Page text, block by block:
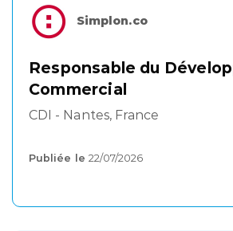
Simplon.co
Responsable du
Commercial
CDI - Nantes, France
Publiée le 22/07/2026